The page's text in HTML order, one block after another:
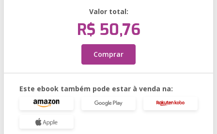
Valor total:
R$ 50,76
Comprar
Este ebook também pode estar à venda na: